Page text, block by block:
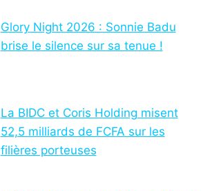
Glory Night 2026 : Sonnie Badu
brise le silence sur sa tenue !
La BIDC et Coris Holding misent
52,5 milliards de FCFA sur les
filières porteuses